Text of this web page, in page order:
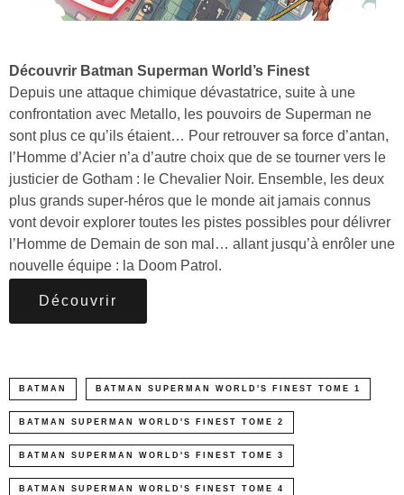
Découvrir Batman Superman World’s Finest
Depuis une attaque chimique dévastatrice, suite à une
confrontation avec Metallo, les pouvoirs de Superman ne
sont plus ce qu’ils étaient… Pour retrouver sa force d’antan,
l’Homme d’Acier n’a d’autre choix que de se tourner vers le
justicier de Gotham : le Chevalier Noir. Ensemble, les deux
plus grands super-héros que le monde ait jamais connus
vont devoir explorer toutes les pistes possibles pour délivrer
l’Homme de Demain de son mal… allant jusqu’à enrôler une
nouvelle équipe : la Doom Patrol.
Découvrir
BATMAN BATMAN SUPERMAN WORLD'S FINEST TOME 1
BATMAN SUPERMAN WORLD'S FINEST TOME 2
BATMAN SUPERMAN WORLD'S FINEST TOME 3
BATMAN SUPERMAN WORLD'S FINEST TOME 4